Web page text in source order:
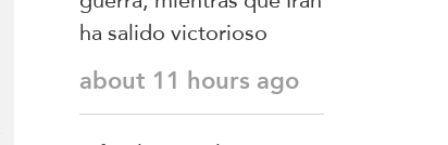
ha salido victorioso
about 11 hours ago